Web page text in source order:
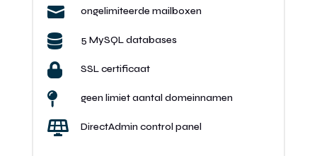
 ongelimiteerde mailboxen
 5 MySQL databases
 SSL certificaat
 geen limiet aantal domeinnamen
 DirectAdmin control panel